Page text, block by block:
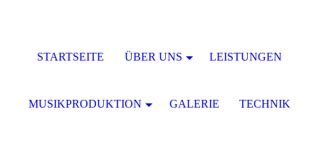
STARTSEITE ÜBER UNS LEISTUNGEN
MUSIKPRODUKTION GALERIE TECHNIK